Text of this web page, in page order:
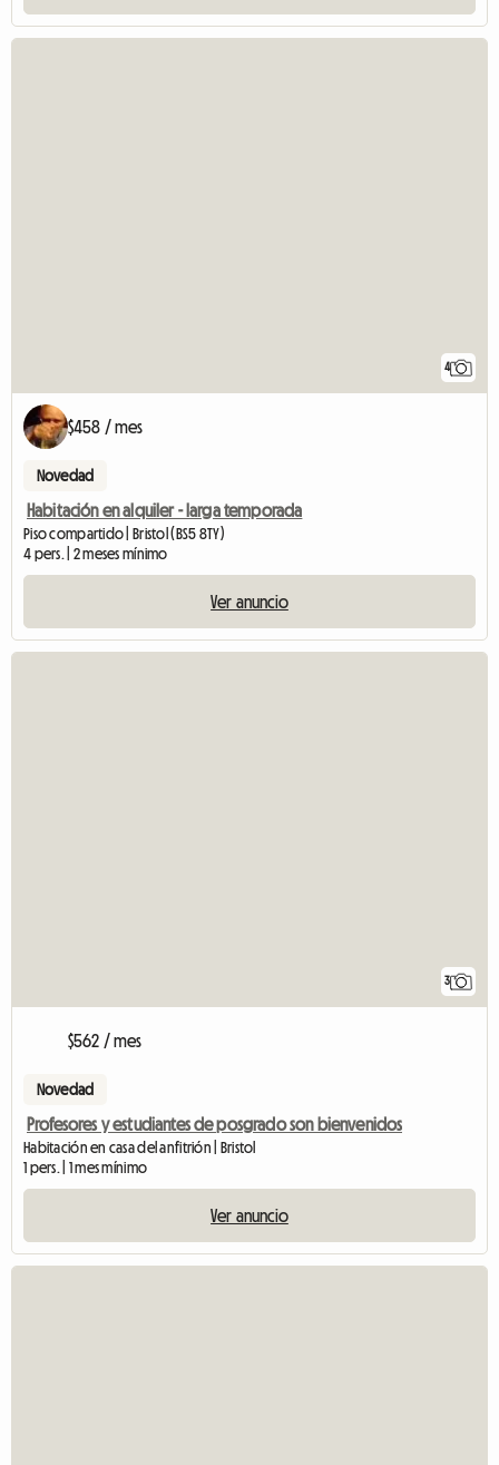
4
$458 / mes
Novedad
Habitación en alquiler - larga temporada
Piso compartido | Bristol (BS5 8TY)
4 pers. | 2 meses mínimo
Ver anuncio
3
$562 / mes
Novedad
Profesores y estudiantes de posgrado son bienvenidos
Habitación en casa del anfitrión | Bristol
1 pers. | 1 mes mínimo
Ver anuncio